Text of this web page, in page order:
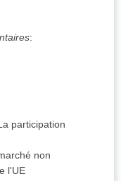
:
participation
non
l'UE